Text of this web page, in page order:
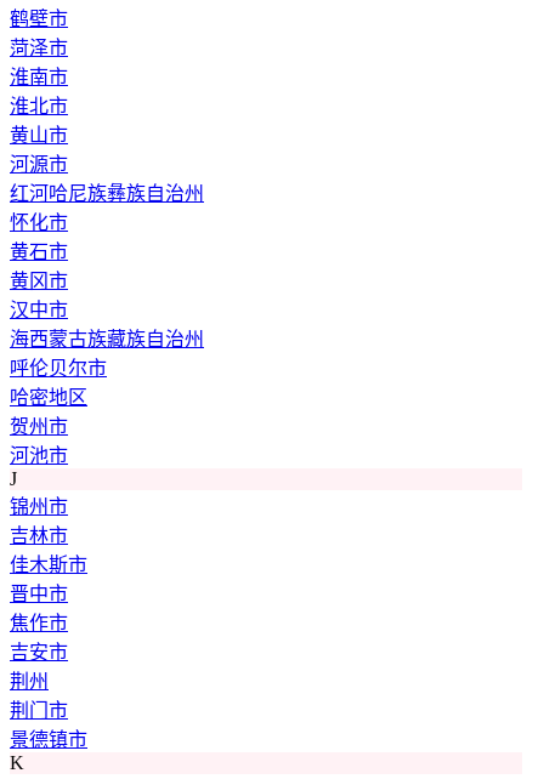
鹤壁市
菏泽市
淮南市
淮北市
黄山市
河源市
红河哈尼族彝族自治州
怀化市
黄石市
黄冈市
汉中市
海西蒙古族藏族自治州
呼伦贝尔市
哈密地区
贺州市
河池市
J
锦州市
吉林市
佳木斯市
晋中市
焦作市
吉安市
荆州
荆门市
景德镇市
K